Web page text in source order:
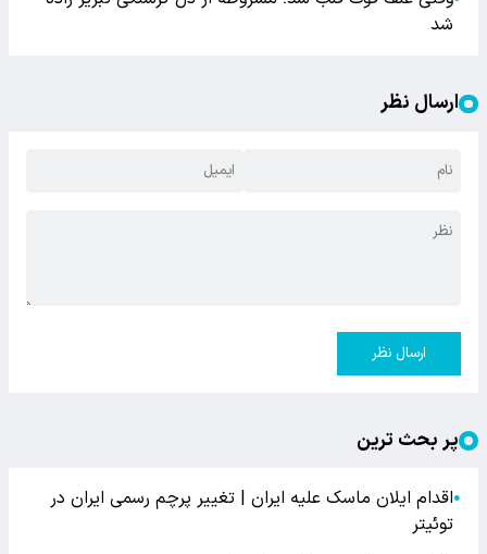
شد
ارسال نظر
ارسال نظر
پر بحث ترین
●اقدام ایلان ماسک علیه ایران | تغییر پرچم رسمی ایران در
توئیتر